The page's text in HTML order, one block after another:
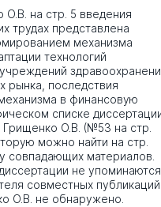
на стр. 5 введения
трудах представлена
механизма
технологий
рынка, последствия
в финансовую
списке
О.В. (№53 на стр.
можно найти на стр.
совпадающих материалов.
не
совместных публикаций
О.В. не обнаружено.